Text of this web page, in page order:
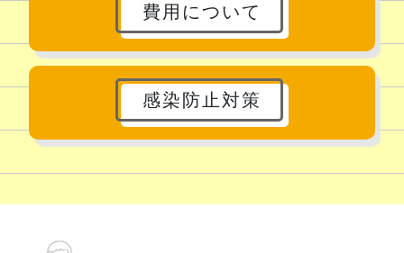
費用について
感染防止対策